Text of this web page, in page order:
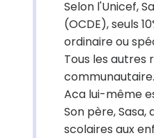
Selon l'Unicef,
(OCDE), seuls
ordinaire ou
Tous les autres
communautaire.
Aca lui-même
Son père,
scolaires aux